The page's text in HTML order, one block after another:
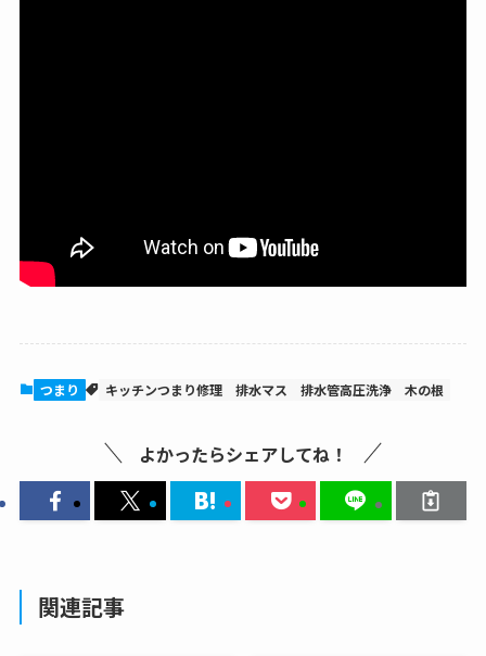
つまり キッチンつまり修理 排水マス 排水管高圧洗浄 木の根
よかったらシェアしてね！
関連記事